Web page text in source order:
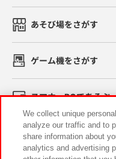
あそび場をさがす
ゲーム機をさがす
スマホ・PCであそぶ
イベント・キャンペー
We collect unique
analyze our traffic and to
share information about
analytics and advertising